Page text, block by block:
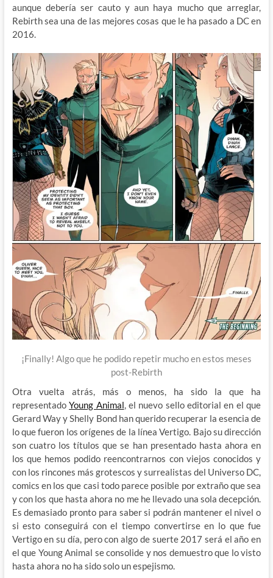
aunque debería ser cauto y aun haya mucho que arreglar,
Rebirth sea una de las mejores cosas que le ha pasado a DC en
2016.
¡Finally! Algo que he podido repetir mucho en estos meses
post-Rebirth
Otra vuelta atrás, más o menos, ha sido la que ha
representadoYoung Animal, el nuevo sello editorial en el que
Gerard Way y Shelly Bond han querido recuperar la esencia de
lo que fueron los orígenes de la línea Vertigo. Bajo su dirección
son cuatro los títulos que se han presentado hasta ahora en
los que hemos podido reencontrarnos con viejos conocidos y
con los rincones más grotescos y surrealistas del Universo DC,
comics en los que casi todo parece posible por extraño que sea
y con los que hasta ahora no me he llevado una sola decepción.
Es demasiado pronto para saber si podrán mantener el nivel o
si esto conseguirá con el tiempo convertirse en lo que fue
Vertigo en su día, pero con algo de suerte 2017 será el año en
el que Young Animal se consolide y nos demuestro que lo visto
hasta ahora no ha sido solo un espejismo.